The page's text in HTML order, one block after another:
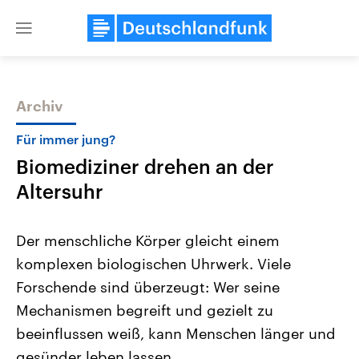
Close
Themen
Landtagswahl Sachsen-Anhalt
2026
Alle Informationen
Sachsen-Anhalt wählt am 6.
September 2026 einen neuen
Landtag. Seit 2021 wird das
Bundesland von einer Koalition aus
USA
Aktuelle Beiträge,
Hintergründe
Wirtschaftlich und
gehören die Vereinigten
den mächtigsten Ländern
Archiv
Für immer jung?
Biomediziner drehen an der
Altersuhr
Der menschliche Körper gleicht einem
komplexen biologischen Uhrwerk. Viele
Forschende sind überzeugt: Wer seine
Mechanismen begreift und gezielt zu
beeinflussen weiß, kann Menschen länger und